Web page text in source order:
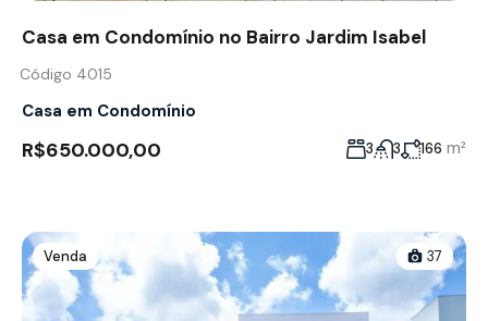
Casa em Condomínio no Bairro Jardim Isabel
Código 4015
Casa em Condomínio
R$650.000,00 3 3 166 m²
Venda 37